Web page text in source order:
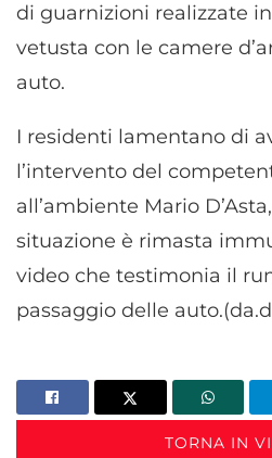
di guarnizioni realizzate
vetusta con le camere
auto.
I residenti lamentano di
l’intervento del
all’ambiente Mario
situazione è rimasta
video che testimonia il
passaggio delle
TORNA IN